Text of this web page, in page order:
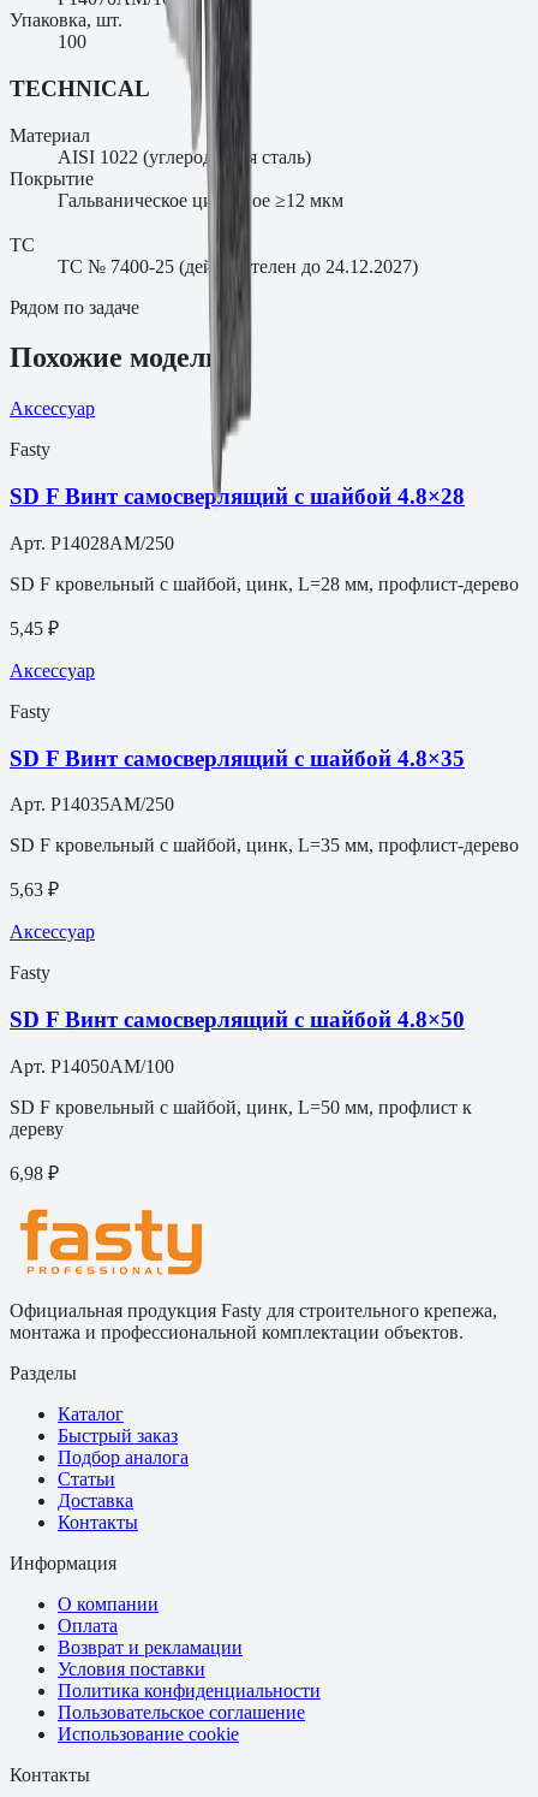
Упаковка, шт.
100
TECHNICAL
Материал
AISI 1022 (углеродистая сталь)
Покрытие
Гальваническое цинковое ≥12 мкм
ТС
ТС № 7400-25 (действителен до 24.12.2027)
Рядом по задаче
Похожие модели
Аксессуар
Fasty
SD F Винт самосверлящий с шайбой 4.8×28
Арт. P14028AM/250
SD F кровельный с шайбой, цинк, L=28 мм, профлист-дерево
5,45 ₽
Аксессуар
Fasty
SD F Винт самосверлящий с шайбой 4.8×35
Арт. P14035AM/250
SD F кровельный с шайбой, цинк, L=35 мм, профлист-дерево
5,63 ₽
Аксессуар
Fasty
SD F Винт самосверлящий с шайбой 4.8×50
Арт. P14050AM/100
SD F кровельный с шайбой, цинк, L=50 мм, профлист к
дереву
6,98 ₽
Официальная продукция Fasty для строительного крепежа,
монтажа и профессиональной комплектации объектов.
Разделы
Каталог
Быстрый заказ
Подбор аналога
Статьи
Доставка
Контакты
Информация
О компании
Оплата
Возврат и рекламации
Условия поставки
Политика конфиденциальности
Пользовательское соглашение
Использование cookie
Контакты